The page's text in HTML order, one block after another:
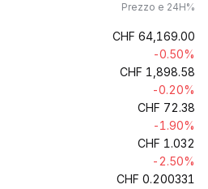
Prezzo e 24H%
CHF 64,169.00
-0.50%
CHF 1,898.58
-0.20%
CHF 72.38
-1.90%
CHF 1.032
-2.50%
CHF 0.200331